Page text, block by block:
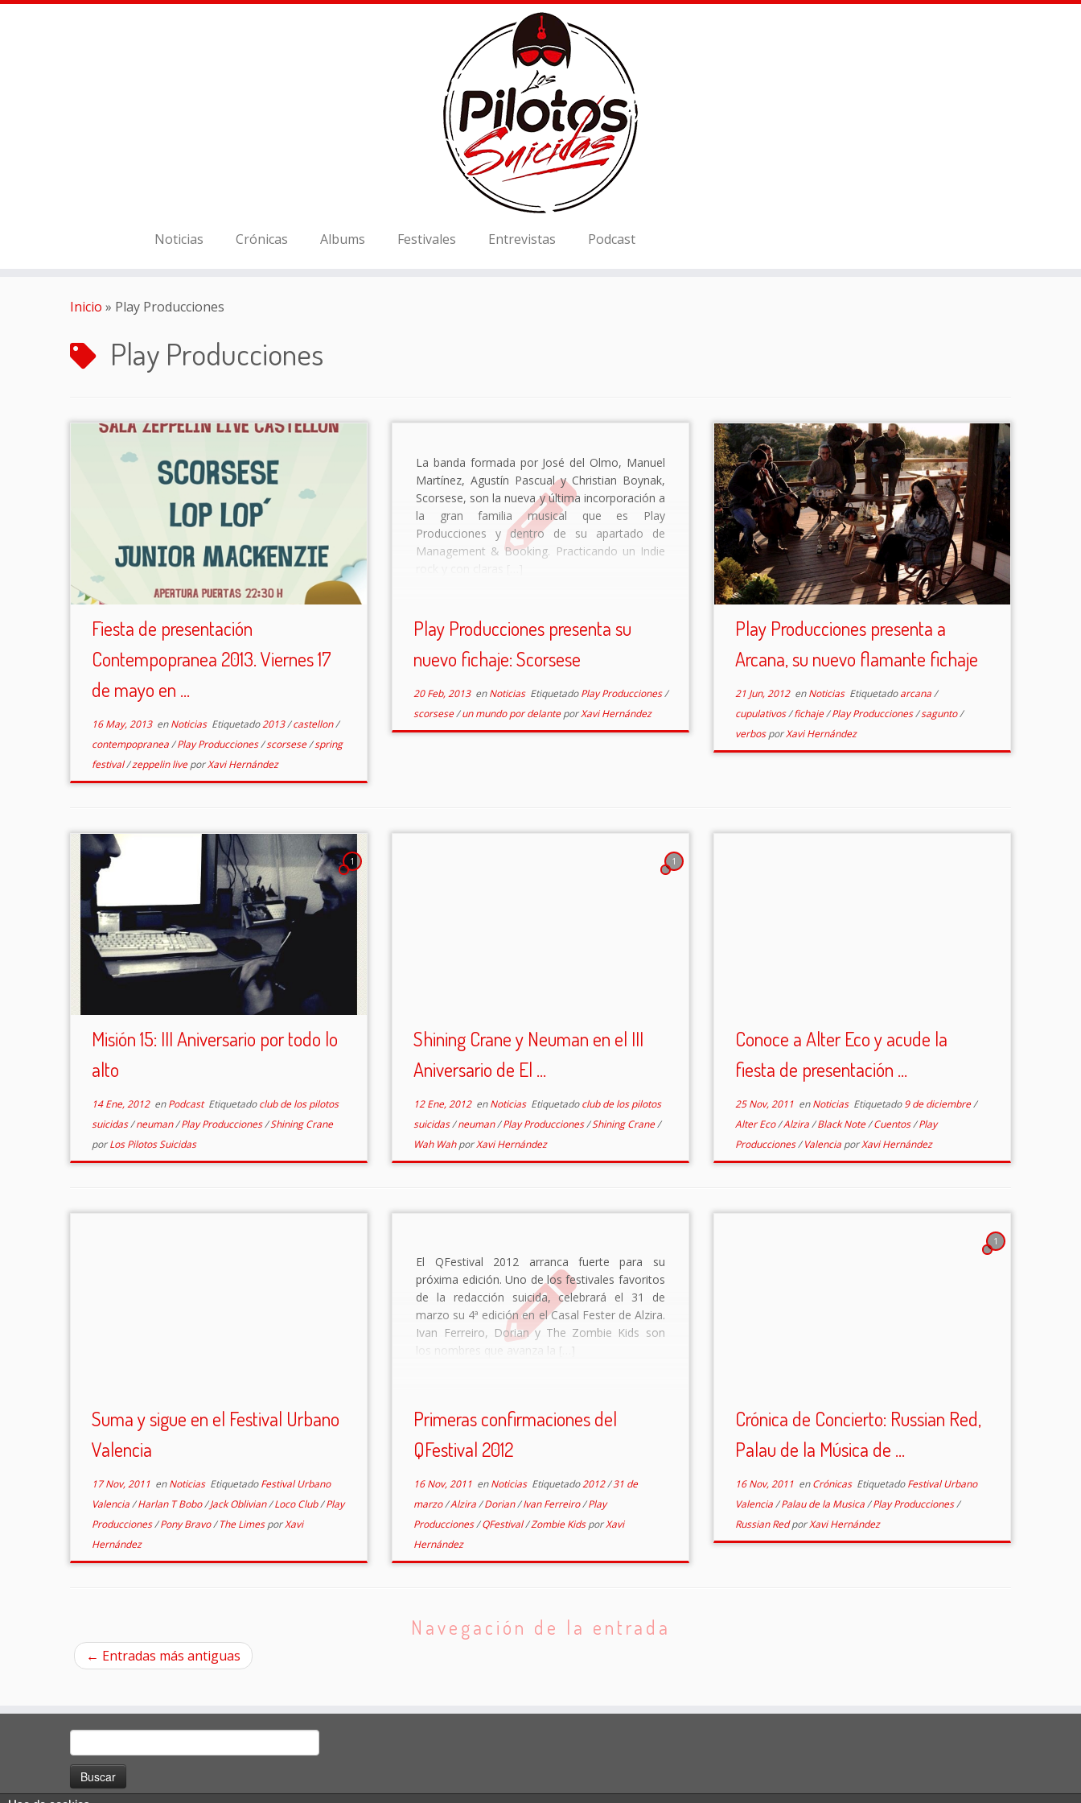
Noticias Crónicas Albums Festivales Entrevistas Podcast
Inicio » Play Producciones
Play Producciones
Fiesta de presentación
Contempopranea 2013. Viernes 17
de mayo en ...
16 May, 2013enNoticias Etiquetado2013/castellon/
contempopranea/Play Producciones/scorsese/spring
festival/zeppelin liveporXavi Hernández
La banda formada por José del Olmo, Manuel
Martínez, Agustín Pascual y Christian Boynak,
Scorsese, son la nueva y última incorporación a
la gran familia musical que es Play
Producciones y dentro de su apartado de
Management & Booking. Practicando un Indie
Play Producciones presenta su
nuevo fichaje: Scorsese
20 Feb, 2013enNoticias EtiquetadoPlay Producciones/
scorsese/un mundo por delanteporXavi Hernández
Play Producciones presenta a
Arcana, su nuevo flamante fichaje
21 Jun, 2012enNoticias Etiquetadoarcana/
cupulativos/fichaje/Play Producciones/sagunto/
verbosporXavi Hernández
1
Misión 15: III Aniversario por todo lo
alto
14 Ene, 2012enPodcast Etiquetadoclub de los pilotos
suicidas/neuman/Play Producciones/Shining Crane
porLos Pilotos Suicidas
1
Shining Crane y Neuman en el III
Aniversario de El ...
12 Ene, 2012enNoticias Etiquetadoclub de los pilotos
suicidas/neuman/Play Producciones/Shining Crane/
Wah WahporXavi Hernández
Conoce a Alter Eco y acude la
fiesta de presentación ...
25 Nov, 2011enNoticias Etiquetado9 de diciembre/
Alter Eco/Alzira/Black Note/Cuentos/Play
Producciones/Valencia porXavi Hernández
Suma y sigue en el Festival Urbano
Valencia
17 Nov, 2011enNoticias EtiquetadoFestival Urbano
Valencia/Harlan T Bobo/Jack Oblivian/Loco Club/Play
Producciones/Pony Bravo/The LimesporXavi
Hernández
El QFestival 2012 arranca fuerte para su
próxima edición. Uno de los festivales favoritos
de la redacción suicida, celebrará el 31 de
marzo su 4ª edición en el Casal Fester de Alzira.
Ivan Ferreiro, Dorian y The Zombie Kids son
los nombres que avanza la […]
Primeras confirmaciones del
QFestival 2012
16 Nov, 2011enNoticias Etiquetado2012/31 de
marzo/Alzira/Dorian/Ivan Ferreiro/Play
Producciones/QFestival/Zombie KidsporXavi
Hernández
1
Crónica de Concierto: Russian Red,
Palau de la Música de ...
16 Nov, 2011enCrónicas EtiquetadoFestival Urbano
Valencia/Palau de la Musica/Play Producciones/
Russian RedporXavi Hernández
Navegación de la entrada
← Entradas más antiguas
Buscar: